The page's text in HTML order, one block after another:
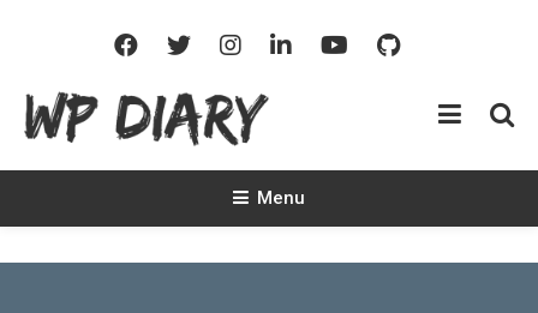
Menu